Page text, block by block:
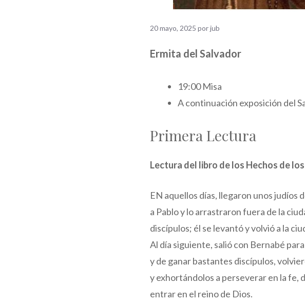
20 mayo, 2025 porjub
Ermita del Salvador
19:00 Misa
A continuación exposición del
Primera Lectura
Lectura del libro de los Hechos de
EN aquellos días, llegaron unos judíos
a Pablo y lo arrastraron fuera de la
discípulos; él se levantó y volvió a la
Al día siguiente, salió con Bernabé
y de ganar bastantes discípulos,
y exhortándolos a perseverar en la fe,
entrar en el reino de Dios.